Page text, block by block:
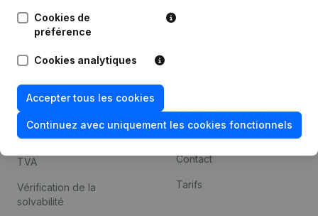
Cookies de
préférence
Cookies analytiques
Accepter tous les cookies
Continuez avec uniquement les cookies fonctionnels
Compliance et prévention
de la fraude
Consulter des comptes
annuels
TVA
Vérification de la
solvabilité
Contact
Tarifs